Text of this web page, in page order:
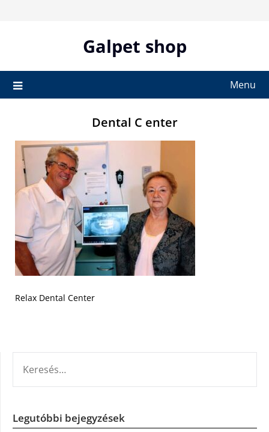
Galpet shop
Menu
Dental C enter
Relax Dental Center
Legutóbbi bejegyzések